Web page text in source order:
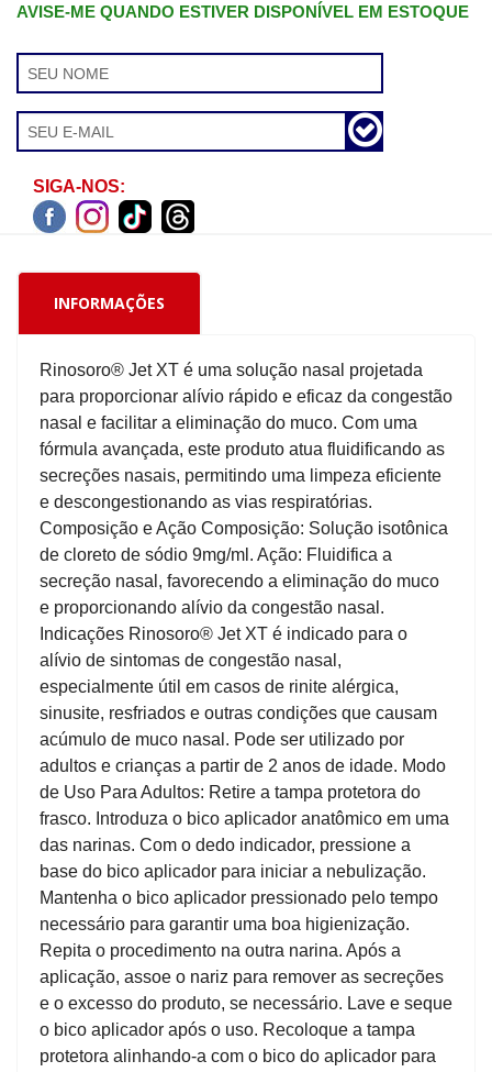
AVISE-ME QUANDO ESTIVER DISPONÍVEL EM ESTOQUE
SIGA-NOS:
INFORMAÇÕES
Rinosoro® Jet XT é uma solução nasal projetada
para proporcionar alívio rápido e eficaz da congestão
nasal e facilitar a eliminação do muco. Com uma
fórmula avançada, este produto atua fluidificando as
secreções nasais, permitindo uma limpeza eficiente
e descongestionando as vias respiratórias.
Composição e Ação Composição: Solução isotônica
de cloreto de sódio 9mg/ml. Ação: Fluidifica a
secreção nasal, favorecendo a eliminação do muco
e proporcionando alívio da congestão nasal.
Indicações Rinosoro® Jet XT é indicado para o
alívio de sintomas de congestão nasal,
especialmente útil em casos de rinite alérgica,
sinusite, resfriados e outras condições que causam
acúmulo de muco nasal. Pode ser utilizado por
adultos e crianças a partir de 2 anos de idade. Modo
de Uso Para Adultos: Retire a tampa protetora do
frasco. Introduza o bico aplicador anatômico em uma
das narinas. Com o dedo indicador, pressione a
base do bico aplicador para iniciar a nebulização.
Mantenha o bico aplicador pressionado pelo tempo
necessário para garantir uma boa higienização.
Repita o procedimento na outra narina. Após a
aplicação, assoe o nariz para remover as secreções
e o excesso do produto, se necessário. Lave e seque
o bico aplicador após o uso. Recoloque a tampa
protetora alinhando-a com o bico do aplicador para